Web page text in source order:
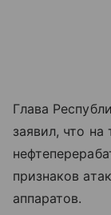
Глава
заявил, что на
признаков
аппаратов.